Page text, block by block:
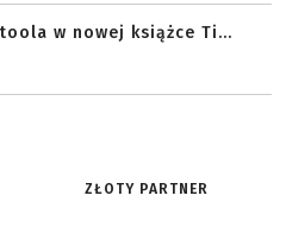
w nowej książce Ti...
ZŁOTY PARTNER